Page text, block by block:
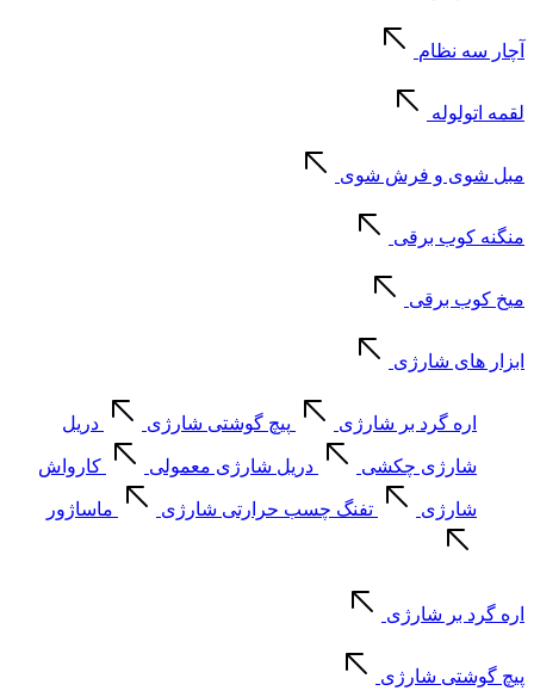
آچار سه نظام
لقمه اتولوله
مبل شوی و فرش شوی
منگنه کوب برقی
میخ کوب برقی
ابزار های شارژی
اره گرد بر شارژی پیچ گوشتی شارژی دریل
شارژی چکشی دریل شارژی معمولی کارواش
شارژی تفنگ چسب حرارتی شارژی ماساژور
اره گرد بر شارژی
پیچ گوشتی شارژی